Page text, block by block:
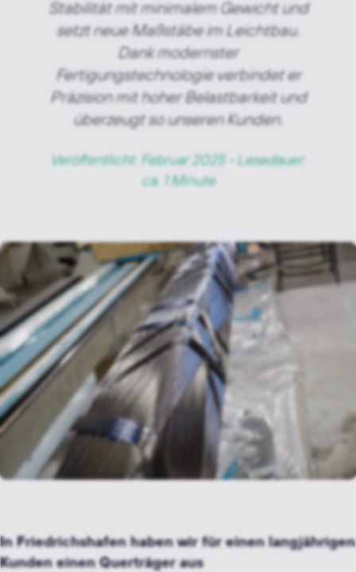
Stabilität mit minimalem Gewicht und
setzt neue Maßstäbe im Leichtbau.
Dank modernster
Fertigungstechnologie verbindet er
Präzision mit hoher Belastbarkeit und
überzeugt so unseren Kunden.
Veröffentlicht: Februar 2025 • Lesedauer:
ca. 1 Minute
In Friedrichshafen haben wir für einen langjährigen
Kunden einen Querträger aus